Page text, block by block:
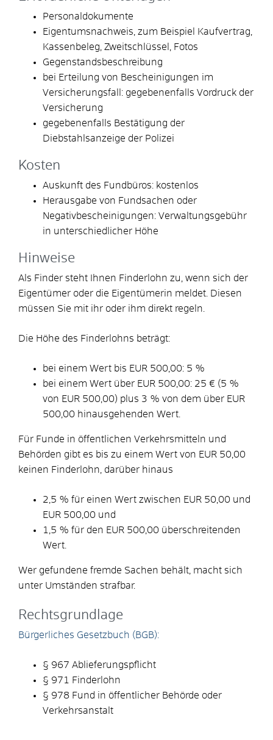
Personaldokumente
Eigentumsnachweis, zum Beispiel Kaufvertrag,
Kassenbeleg, Zweitschlüssel, Fotos
Gegenstandsbeschreibung
bei Erteilung von Bescheinigungen im
Versicherungsfall: gegebenenfalls Vordruck der
Versicherung
gegebenenfalls Bestätigung der
Diebstahlsanzeige der Polizei
Kosten
Auskunft des Fundbüros: kostenlos
Herausgabe von Fundsachen oder
Negativbescheinigungen: Verwaltungsgebühr
in unterschiedlicher Höhe
Hinweise
Als Finder steht Ihnen Finderlohn zu, wenn sich der
Eigentümer oder die Eigentümerin meldet. Diesen
müssen Sie mit ihr oder ihm direkt regeln.
Die Höhe des Finderlohns beträgt:
bei einem Wert bis EUR 500,00: 5 %
bei einem Wert über EUR 500,00: 25 € (5 %
von EUR 500,00) plus 3 % von dem über EUR
500,00 hinausgehenden Wert.
Für Funde in öffentlichen Verkehrsmitteln und
Behörden gibt es bis zu einem Wert von EUR 50,00
keinen Finderlohn, darüber hinaus
2,5 % für einen Wert zwischen EUR 50,00 und
EUR 500,00 und
1,5 % für den EUR 500,00 überschreitenden
Wert.
Wer gefundene fremde Sachen behält, macht sich
unter Umständen strafbar.
Rechtsgrundlage
Bürgerliches Gesetzbuch (BGB):
§ 967 Ablieferungspflicht
§ 971 Finderlohn
§ 978 Fund in öffentlicher Behörde oder
Verkehrsanstalt